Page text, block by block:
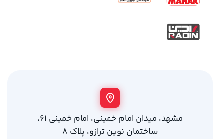
مشهد، میدان امام خمینی، امام خمینی 61،
ساختمان نوین ترازو، پلاک 8